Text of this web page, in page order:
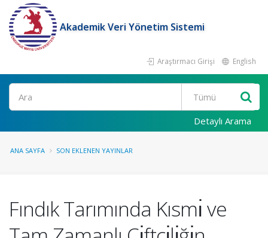
Akademik Veri Yönetim Sistemi
Araştırmacı Girişi English
Ara
Detaylı Arama
ANA SAYFA SON EKLENEN YAYINLAR
Fındık Tarımında Kısmı̇ ve